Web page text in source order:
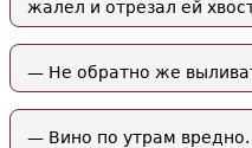
жалел и отрезал ей
— Не обратно же
— Вино по утрам вредно.